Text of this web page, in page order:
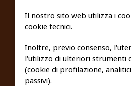
PRIVACY E
Il nostro sito web utilizza i
cookie tecnici.
Inoltre, previo consenso,
l'utilizzo di ulteriori strumenti
(cookie di profilazione,
passivi).